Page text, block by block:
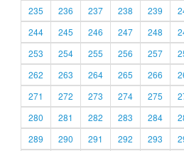
235
236 237 238 239
244
245 246 247 248
253
254 255 256 257
262
263 264 265 266
271
272 273 274 275
280
281 282 283 284
289
290 291 292 293